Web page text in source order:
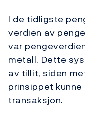
I de tidligste
verdien av
var
metall. Dette
av tillit, siden
prinsippet
transaksjon.